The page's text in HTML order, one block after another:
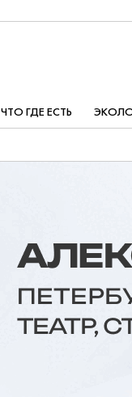
ЧТО ГДЕ ЕСТЬ